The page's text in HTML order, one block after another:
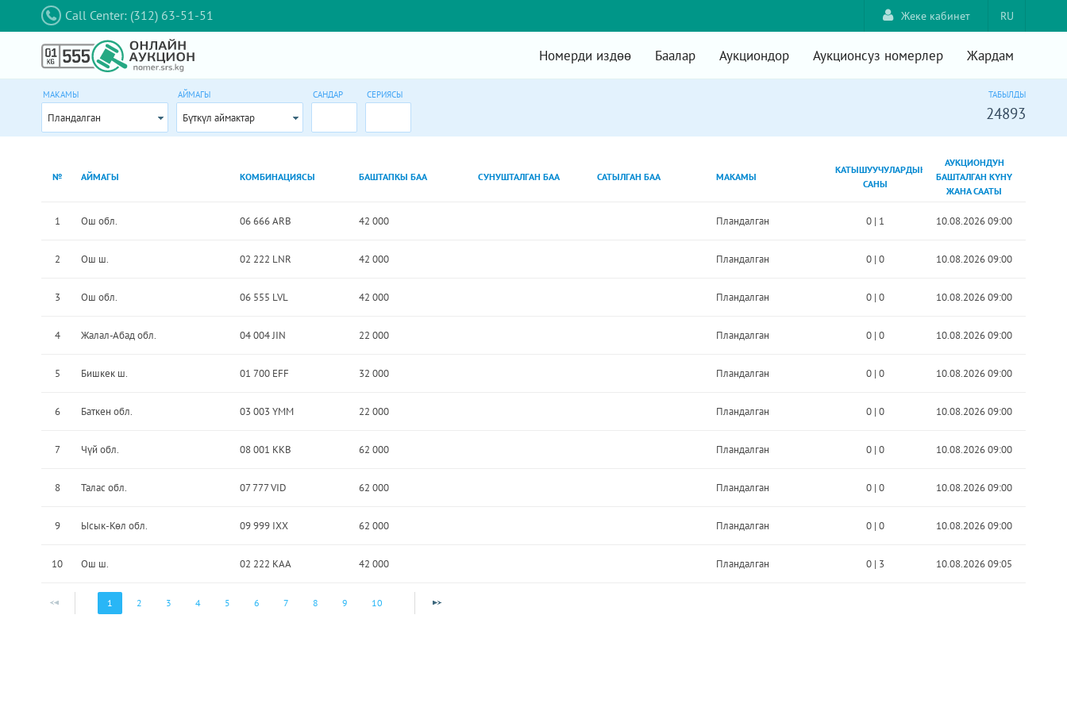
Call Center: (312) 63-51-51 RU
Жеке кабинет
Номерди издөө Баалар Аукциондор Аукционсуз номерлер Жардам
МАКАМЫ
Пландалган
АЙМАГЫ
Бүткүл аймактар
САНДАР СЕРИЯСЫ ТАБЫЛДЫ
24893
№ АЙМАГЫ КОМБИНАЦИЯСЫ БАШТАПКЫ БАА СУНУШТАЛГАН БАА САТЫЛГАН БАА МАКАМЫ
КАТЫШУУЧУЛАРДЫН
САНЫ
АУКЦИОНДУН
БАШТАЛГАН КҮНҮ
ЖАНА СААТЫ
1 Ош обл. 06 666 ARB 42 000 Пландалган 0| 1 10.08.2026 09:00
2 Ош ш. 02 222 LNR 42 000 Пландалган 0| 0 10.08.2026 09:00
3 Ош обл. 06 555 LVL 42 000 Пландалган 0| 0 10.08.2026 09:00
4 Жалал-Абад обл. 04 004 JIN 22 000 Пландалган 0| 0 10.08.2026 09:00
5 Бишкек ш. 01 700 EFF 32 000 Пландалган 0| 0 10.08.2026 09:00
6 Баткен обл. 03 003 YMM 22 000 Пландалган 0| 0 10.08.2026 09:00
7 Чүй обл. 08 001 KKB 62 000 Пландалган 0| 0 10.08.2026 09:00
8 Талас обл. 07 777 VID 62 000 Пландалган 0| 0 10.08.2026 09:00
9 Ысык-Көл обл. 09 999 IXX 62 000 Пландалган 0| 0 10.08.2026 09:00
10 Ош ш. 02 222 KAA 42 000 Пландалган 0| 3 10.08.2026 09:05
1 2 3 4 5 6 7 8 9 10